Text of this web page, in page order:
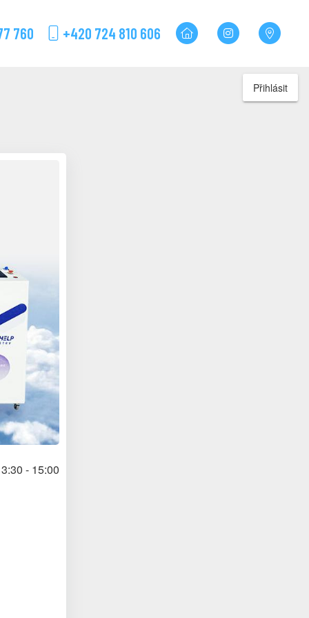
760 +420 724 810 606
Přihlásit
- 15:00